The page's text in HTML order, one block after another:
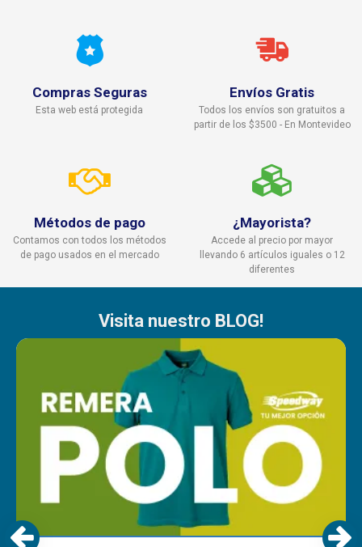
Compras Seguras
Esta web está protegida
Envíos Gratis
Todos los envíos son gratuitos a
partir de los $3500 - En Montevideo
Métodos de pago
Contamos con todos los métodos
de pago usados en el mercado
¿Mayorista?
Accede al precio por mayor
llevando 6 artículos iguales o 12
diferentes
Visita nuestro BLOG!